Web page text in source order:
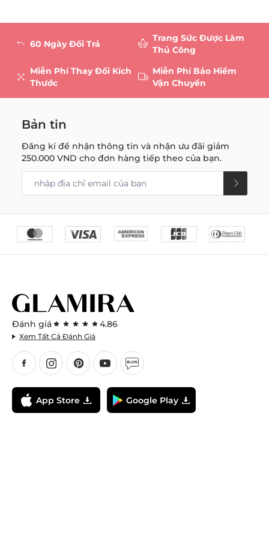
60 Ngày Đổi Trả
Miễn Phí Thay Đổi Kích
Thước
Trang Sức Được Làm
Thủ Công
Miễn Phí Bảo Hiểm
Vận Chuyển
Bản tin
Đăng kí để nhận thông tin và nhận ưu đãi giảm
250.000 VND cho đơn hàng tiếp theo của bạn.
Đánh giá 4.86
Xem Tất Cả Đánh Giá
App Store Google Play